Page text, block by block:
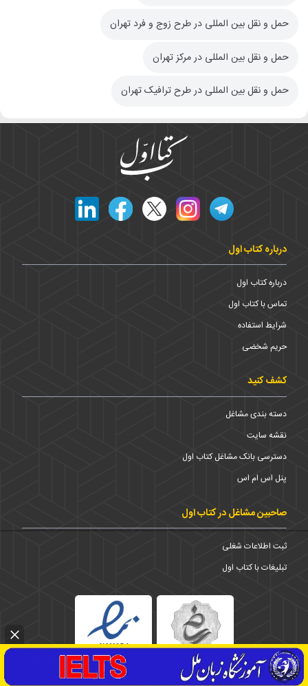
حمل و نقل بین المللی در طرح زوج و فرد تهران
حمل و نقل بین المللی در مرکز تهران
حمل و نقل بین المللی در طرح ترافیک تهران
درباره کتاب اول
درباره کتاب اول
تماس با کتاب اول
شرایط استفاده
حریم شخضی
کشف کنید
دسته بندی مشاغل
نقشه سایت
دسترسی بانک مشاغل کتاب اول
پنل اس ام اس
صاحبین مشاغل در کتاب اول
ثبت اطلاعات شغلی
تبلیغات با کتاب اول